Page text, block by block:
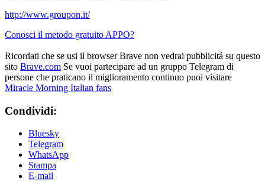
http://www.groupon.it/
Conosci il metodo gratuito APPO?
Ricordati che se usi il browser Brave non vedrai pubblicitá su questo
sito Brave.com Se vuoi partecipare ad un gruppo Telegram di
persone che praticano il miglioramento continuo puoi visitare
Miracle Morning Italian fans
Condividi:
Bluesky
Telegram
WhatsApp
Stampa
E-mail